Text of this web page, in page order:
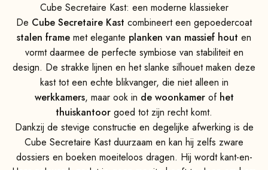
Cube Secretaire Kast: een moderne klassieker
De Cube Secretaire Kast combineert een gepoedercoat
stalen frame met elegante planken van massief hout en
vormt daarmee de perfecte symbiose van stabiliteit en
design. De strakke lijnen en het slanke silhouet maken deze
kast tot een echte blikvanger, die niet alleen in
werkkamers, maar ook in de woonkamerof het
thuiskantoor goed tot zijn recht komt.
Dankzij de stevige constructie en degelijke afwerking is de
Cube Secretaire Kast duurzaam en kan hij zelfs zware
dossiers en boeken moeiteloos dragen. Hij wordt kant-en-